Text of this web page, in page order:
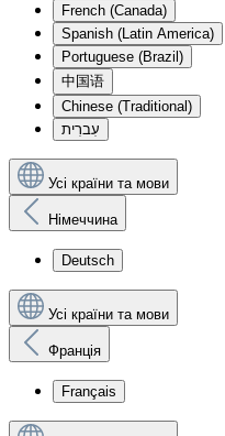
French (Canada)
Spanish (Latin America)
Portuguese (Brazil)
中国语
Chinese (Traditional)
עִברִית
Усі країни та мови
Німеччина
Deutsch
Усі країни та мови
Франція
Français